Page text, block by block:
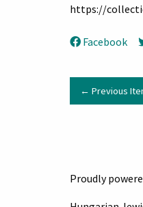
https://
Facebook
← Previous
Proudly